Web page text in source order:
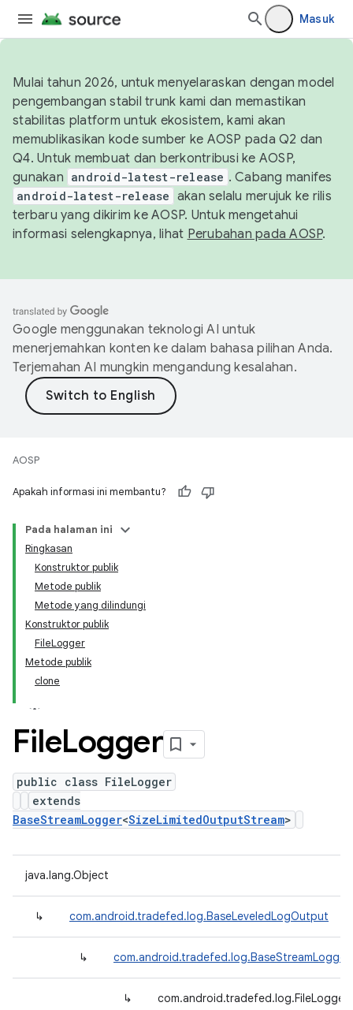
Masuk
Mulai tahun 2026, untuk menyelaraskan dengan model
pengembangan stabil trunk kami dan memastikan
stabilitas platform untuk ekosistem, kami akan
memublikasikan kode sumber ke AOSP pada Q2 dan
Q4. Untuk membuat dan berkontribusi ke AOSP,
gunakan android-latest-release . Cabang manifes
android-latest-release akan selalu merujuk ke rilis
terbaru yang dikirim ke AOSP. Untuk mengetahui
informasi selengkapnya, lihat Perubahan pada AOSP.
Google menggunakan teknologi AI untuk
menerjemahkan konten ke dalam bahasa pilihan Anda.
Terjemahan AI mungkin mengandung kesalahan.
AOSP
Apakah informasi ini membantu?
Pada halaman ini
Ringkasan
Konstruktor publik
Metode publik
Metode yang dilindungi
Konstruktor publik
FileLogger
Metode publik
clone
FileLogger
public class FileLogger
extends
BaseStreamLogger<SizeLimitedOutputStream>
java.lang.Object
↳ com.android.tradefed.log.BaseLeveledLogOutput
↳ com.android.tradefed.log.BaseStreamLogger
↳ com.android.tradefed.log.FileLogger